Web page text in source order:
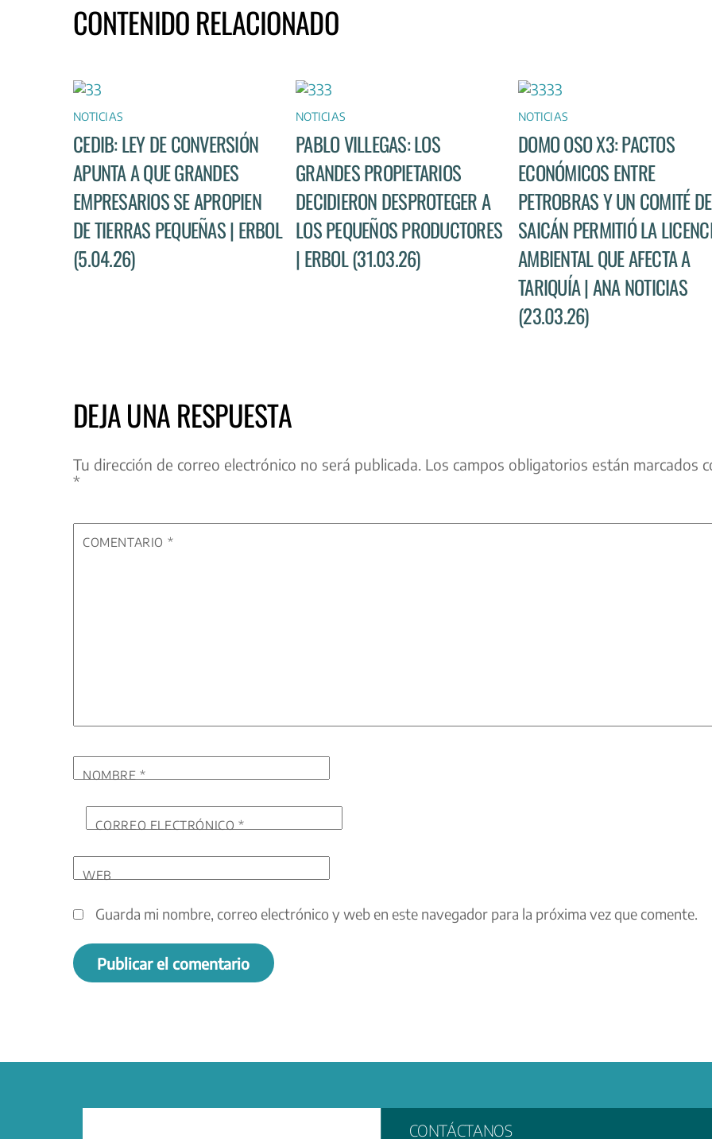
CONTENIDO RELACIONADO
NOTICIAS
CEDIB: LEY DE CONVERSIÓN
APUNTA A QUE GRANDES
EMPRESARIOS SE APROPIEN
DE TIERRAS PEQUEÑAS | ERBOL
(5.04.26)
NOTICIAS
PABLO VILLEGAS: LOS
GRANDES PROPIETARIOS
DECIDIERON DESPROTEGER A
LOS PEQUEÑOS PRODUCTORES
| ERBOL (31.03.26)
NOTICIAS
DOMO OSO X3: PACTOS
ECONÓMICOS ENTRE
PETROBRAS Y UN COMITÉ DE
SAICÁN PERMITIÓ LA
AMBIENTAL QUE AFECTA A
TARIQUÍA | ANA NOTICIAS
(23.03.26)
DEJA UNA RESPUESTA
Tu dirección de correo electrónico no será publicada. Los campos obligatorios están marcados
*
COMENTARIO *
NOMBRE*
CORREO ELECTRÓNICO*
WEB
Guarda mi nombre, correo electrónico y web en este navegador para la próxima vez que comente.
CONTÁCTANOS